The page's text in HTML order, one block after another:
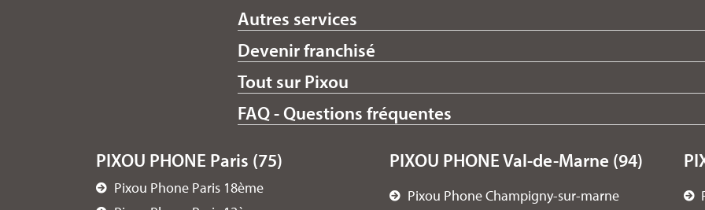
Autres services
Devenir franchisé
Tout sur Pixou
FAQ - Questions fréquentes
PIXOU PHONE Paris (75)
Pixou Phone Paris 18ème
PIXOU PHONE Val-de-Marne (94)
Pixou Phone Champigny-sur-marne